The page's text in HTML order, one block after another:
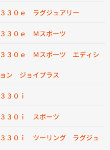
３３０ｅ ラグジュアリー
３３０ｅ Ｍスポーツ
３３０ｅ Ｍスポーツ エディシ
ョン ジョイプラス
３３０ｉ
３３０ｉ スポーツ
３３０ｉ ツーリング ラグジュ